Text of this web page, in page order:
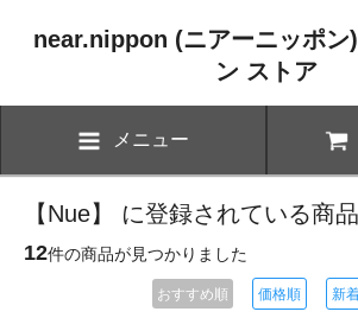
near.nippon (ニアーニッポン
ン ストア
メニュー
【Nue】 に登録されている商品
12件の商品が見つかりました
おすすめ順 価格順 新